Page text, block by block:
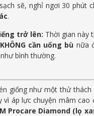
sẽ, nghỉ ngơi 30 phút
.
trở lên: Thời gian này
KHÔNG cần uống bù nữa
bình thường.
giống như một thử
áp lực chuyện mâm
Procare Diamond (lọ